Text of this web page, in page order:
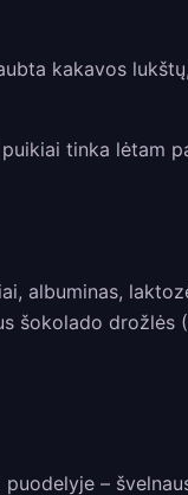
kakavos
tinka lėtam
albuminas,
šokolado drožlės
–